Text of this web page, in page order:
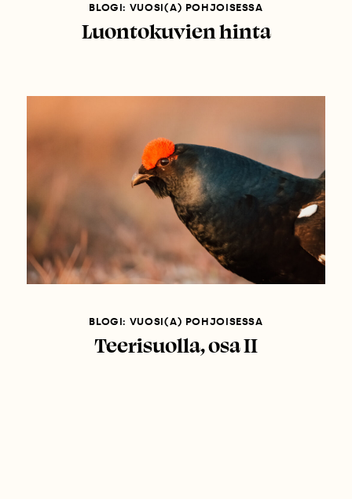
BLOGI: VUOSI(A) POHJOISESSA
Luontokuvien hinta
BLOGI: VUOSI(A) POHJOISESSA
Teerisuolla, osa II